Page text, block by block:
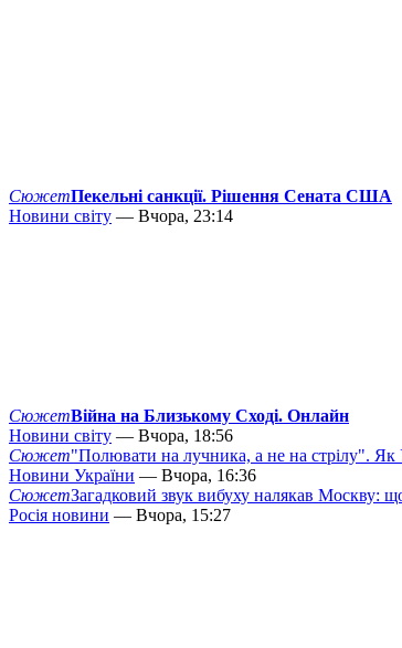
СюжетПекельні санкції. Рішення Сената США
Новини світу — Вчора, 23:14
СюжетВійна на Близькому Сході. Онлайн
Новини світу — Вчора, 18:56
Сюжет"Полювати на лучника, а не на стрілу". Як
Новини України — Вчора, 16:36
СюжетЗагадковий звук вибуху налякав Москву:
Росія новини — Вчора, 15:27